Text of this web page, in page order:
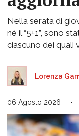
Nella serata di
né il “5+1”, sono
ciascuno dei quali
Lorenza
06 Agosto 2026